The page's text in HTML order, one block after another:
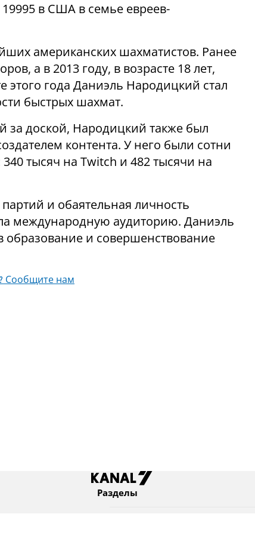
в США в семье евреев-
американских шахматистов. Ранее
а в 2013 году, в возрасте 18 лет,
этого года Даниэль Народицкий стал
быстрых шахмат.
доской, Народицкий также был
контента. У него были сотни
тысяч на Twitch и 482 тысячи на
и обаятельная личность
международную аудиторию. Даниэль
и совершенствование
Сообщите нам
Разделы